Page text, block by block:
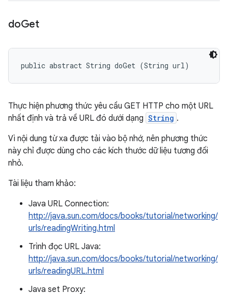
doGet
public abstract String doGet (String url)
Thực hiện phương thức yêu cầu GET HTTP cho một URL
nhất định và trả về URL đó dưới dạng String .
Vì nội dung từ xa được tải vào bộ nhớ, nên phương thức
này chỉ được dùng cho các kích thước dữ liệu tương đối
nhỏ.
Tài liệu tham khảo:
Java URL Connection:
http://java.sun.com/docs/books/tutorial/networking/
urls/readingWriting.html
Trình đọc URL Java:
http://java.sun.com/docs/books/tutorial/networking/
urls/readingURL.html
Java set Proxy: